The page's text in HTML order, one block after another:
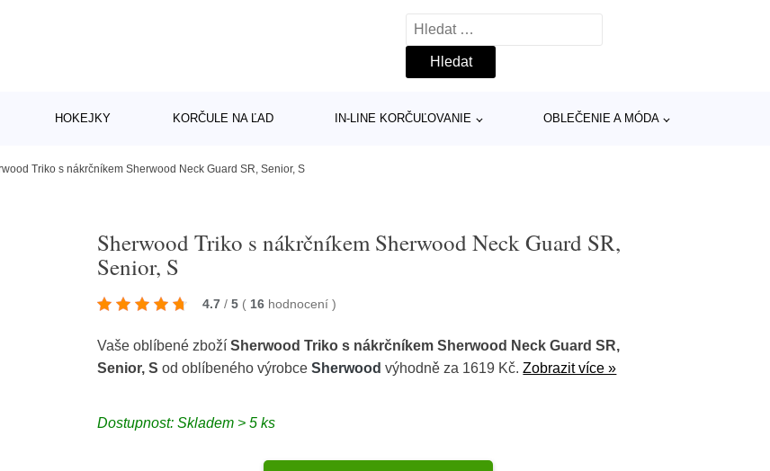
Vyhledávání
HOKEJKY KORČULE NA ĽAD IN-LINE KORČUĽOVANIE OBLEČENIE A MÓDA
Triko s nákrčníkem Sherwood Neck Guard SR, Senior, S
Sherwood Triko s nákrčníkem Sherwood Neck Guard SR,
Senior, S
4.7 / 5 ( 16 hodnocení)
Vaše oblíbené zbožíSherwood Triko s nákrčníkem Sherwood Neck Guard SR,
Senior, S od oblíbeného výrobceSherwood výhodně za 1619 Kč.Zobrazit více »
Dostupnost: Skladem > 5 ks